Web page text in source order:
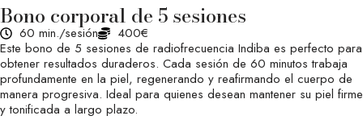
Bono corporal de 5 sesiones
60 min./sesión
400€
Este bono de 5 sesiones de radiofrecuencia Indiba es perfecto para
obtener resultados duraderos. Cada sesión de 60 minutos trabaja
profundamente en la piel, regenerando y reafirmando el cuerpo de
manera progresiva. Ideal para quienes desean mantener su piel firme
y tonificada a largo plazo.